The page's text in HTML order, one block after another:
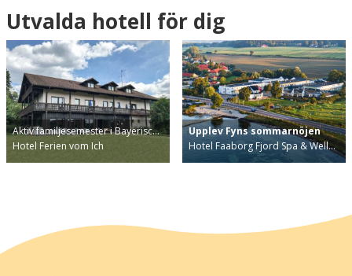
Utvalda hotell för dig
Aktiv familjesemester i Bayerisc…
Hotel Ferien vom Ich
Upplev Fyns sommarnöjen
Hotel Faaborg Fjord Spa & Well…